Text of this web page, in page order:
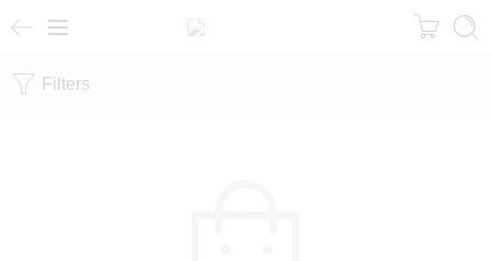
Filters